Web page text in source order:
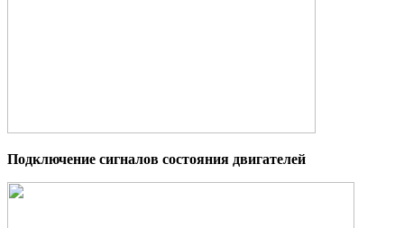
Подключение сигналов состояния двигателей